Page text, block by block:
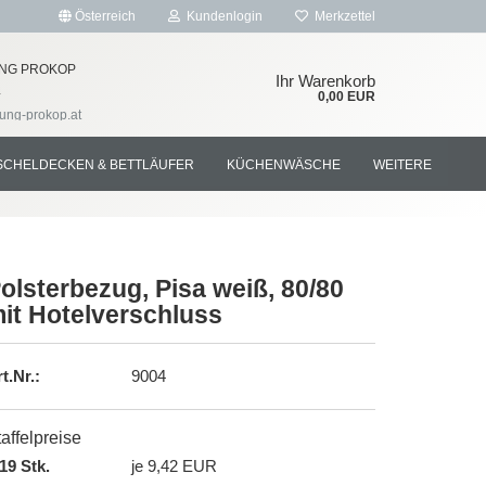
Österreich Kundenlogin Merkzettel
PROKOP
prokop.at
Ihr Warenkorb
0,00 EUR
& BETTLÄUFER KÜCHENWÄSCHE WEITERE
Pisa weiß, 80/80
Hotelverschluss
9004
Stk.
je 9,42 EUR